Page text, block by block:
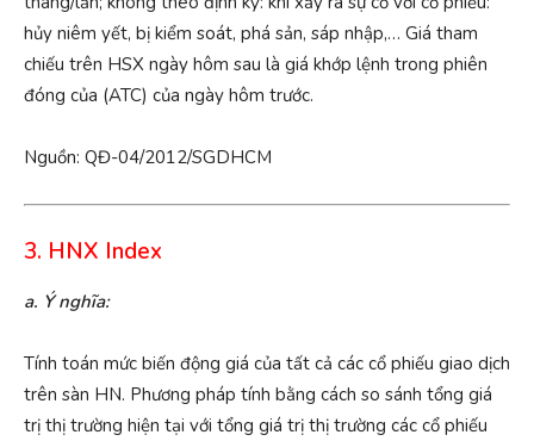
hủy niêm yết, bị kiểm soát, phá sản, sáp nhập,… Giá tham
chiếu trên HSX ngày hôm sau là giá khớp lệnh trong phiên
đóng của (ATC) của ngày hôm trước.
Nguồn: QĐ-04/2012/SGDHCM
3. HNX Index
a. Ý nghĩa:
Tính toán mức biến động giá của tất cả các cổ phiếu giao dịch
trên sàn HN. Phương pháp tính bằng cách so sánh tổng giá
trị thị trường hiện tại với tổng giá trị thị trường các cổ phiếu